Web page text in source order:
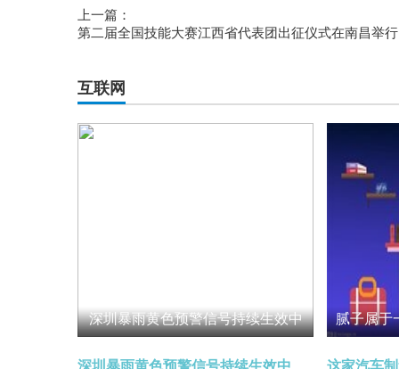
上一篇：
第二届全国技能大赛江西省代表团出征仪式在南昌举行
互联网
深圳暴雨黄色预警信号持续生效中
深圳暴雨黄色预警信号持续生效中